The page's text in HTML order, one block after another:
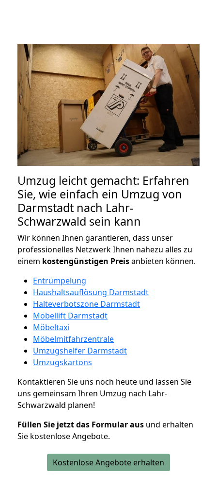
Umzug leicht gemacht: Erfahren
Sie, wie einfach ein Umzug von
Darmstadt nach Lahr-
Schwarzwald sein kann
Wir können Ihnen garantieren, dass unser
professionelles Netzwerk Ihnen nahezu alles zu
einem kostengünstigen Preisanbieten können.
Entrümpelung
Haushaltsauflösung Darmstadt
Halteverbotszone Darmstadt
Möbellift Darmstadt
Möbeltaxi
Möbelmitfahrzentrale
Umzugshelfer Darmstadt
Umzugskartons
Kontaktieren Sie uns noch heute und lassen Sie
uns gemeinsam Ihren Umzug nach Lahr-
Schwarzwald planen!
Füllen Sie jetzt das Formular aus und erhalten
Sie kostenlose Angebote.
Kostenlose Angebote erhalten